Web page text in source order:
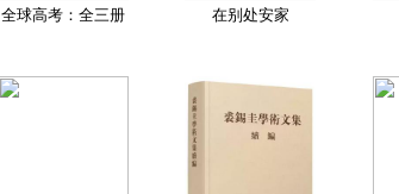
全球高考：全三册 在别处安家